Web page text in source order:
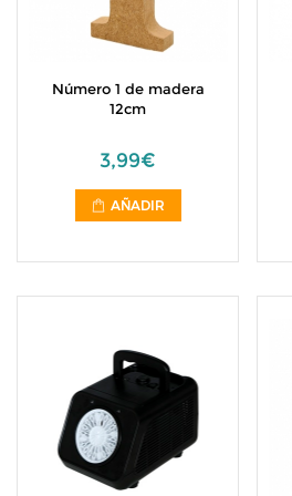
Número 1 de madera
12cm
3,99€
AÑADIR